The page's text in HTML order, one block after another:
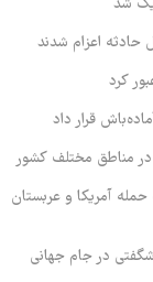
حادثه اعزام شدند
قرار داد
مناطق مختلف کشور
آمریکا و عربستان